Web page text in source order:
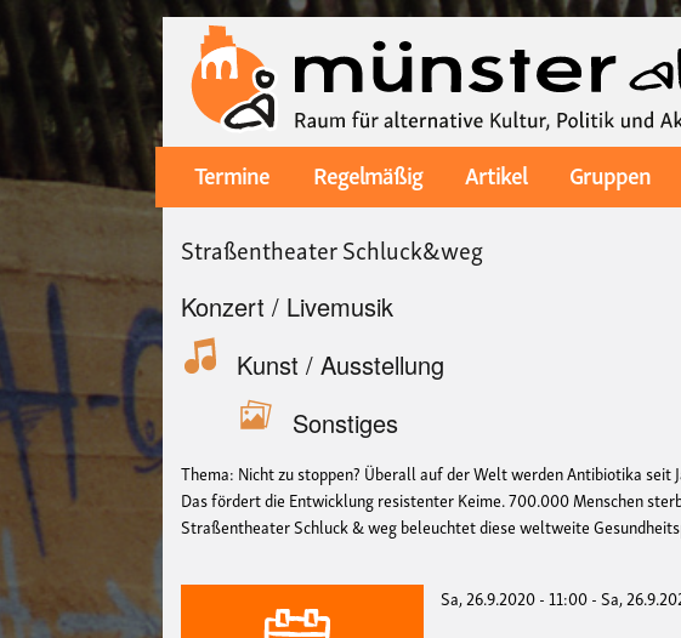
Main
navigation
Termine Regelmäßig Artikel Gruppen
Straßentheater Schluck&weg
Konzert / Livemusik
Kunst / Ausstellung
Sonstiges
Thema: Nicht zu stoppen? Überall auf der Welt werden Antibiotika
Das fördert die Entwicklung resistenter Keime. 700.000 Menschen
Straßentheater Schluck & weg beleuchtet diese weltweite
Sa, 26.9.2020 - 11:00-Sa,